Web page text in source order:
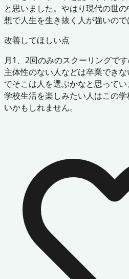
と思いました。やはり現代の世
想で人生を生き抜く人が強いので
改善してほしい点
月1、2回のみのスクーリングで
主体性のない人などは卒業でき
でそこは人を選ぶかなと思って
学校生活を楽しみたい人はこの
いかもしれません。